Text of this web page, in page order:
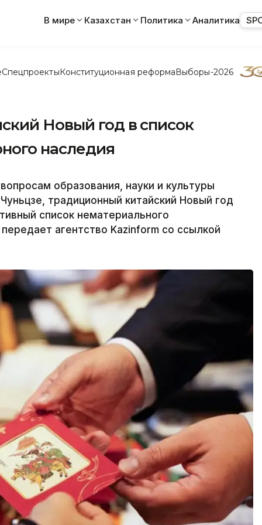
В мире Казахстан Политика Аналитика
СпецпроектыКонституционная реформаВыборы-2026
Новый год в список
наследия
образования, науки и культуры
традиционный китайский Новый год
список нематериального
агентство Kazinform со ссылкой